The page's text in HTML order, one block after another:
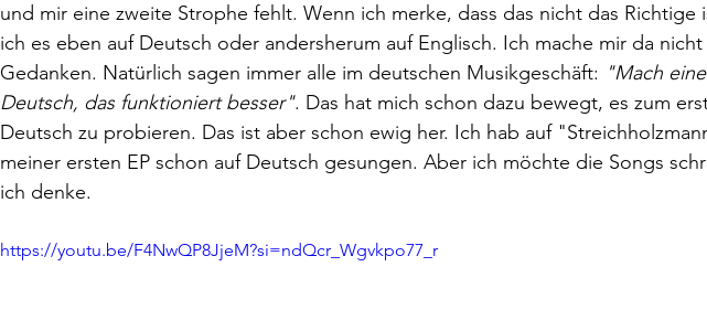
und mir eine zweite Strophe fehlt. Wenn ich merke, dass das nicht das Richtige
ich es eben auf Deutsch oder andersherum auf Englisch. Ich mache mir da
Gedanken. Natürlich sagen immer alle im deutschen Musikgeschäft: "Mach
Deutsch, das funktioniert besser". Das hat mich schon dazu bewegt, es zum
Deutsch zu probieren. Das ist aber schon ewig her. Ich hab auf
meiner ersten EP schon auf Deutsch gesungen. Aber ich möchte die Songs
ich denke.
https://youtu.be/F4NwQP8JjeM?si=ndQcr_Wgvkpo77_r